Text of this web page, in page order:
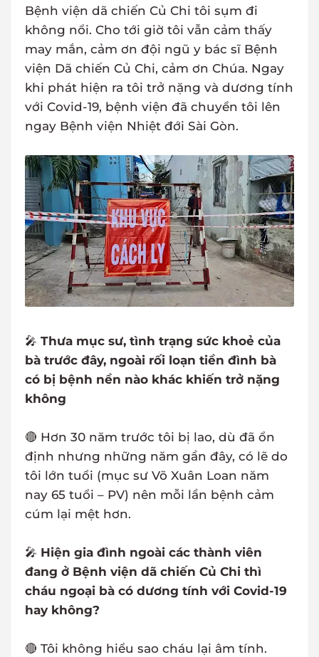
Bệnh viện dã chiến Củ Chi tôi sụm đi
không nổi. Cho tới giờ tôi vẫn cảm thấy
may mắn, cảm ơn đội ngũ y bác sĩ Bệnh
viện Dã chiến Củ Chi, cảm ơn Chúa. Ngay
khi phát hiện ra tôi trở nặng và dương tính
với Covid-19, bệnh viện đã chuyển tôi lên
ngay Bệnh viện Nhiệt đới Sài Gòn.
🎤 Thưa mục sư, tình trạng sức khoẻ của
bà trước đây, ngoài rối loạn tiền đình bà
có bị bệnh nền nào khác khiến trở nặng
không
🔴 Hơn 30 năm trước tôi bị lao, dù đã ổn
định nhưng những năm gần đây, có lẽ do
tôi lớn tuổi (mục sư Võ Xuân Loan năm
nay 65 tuổi – PV) nên mỗi lần bệnh cảm
cúm lại mệt hơn.
🎤 Hiện gia đình ngoài các thành viên
đang ở Bệnh viện dã chiến Củ Chi thì
cháu ngoại bà có dương tính với Covid-19
hay không?
🔴 Tôi không hiểu sao cháu lại âm tính.